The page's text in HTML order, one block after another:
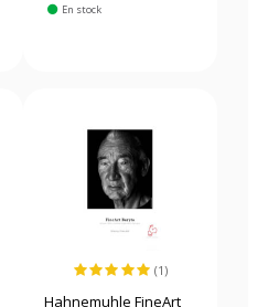
En stock
(1)
Hahnemuhle FineArt